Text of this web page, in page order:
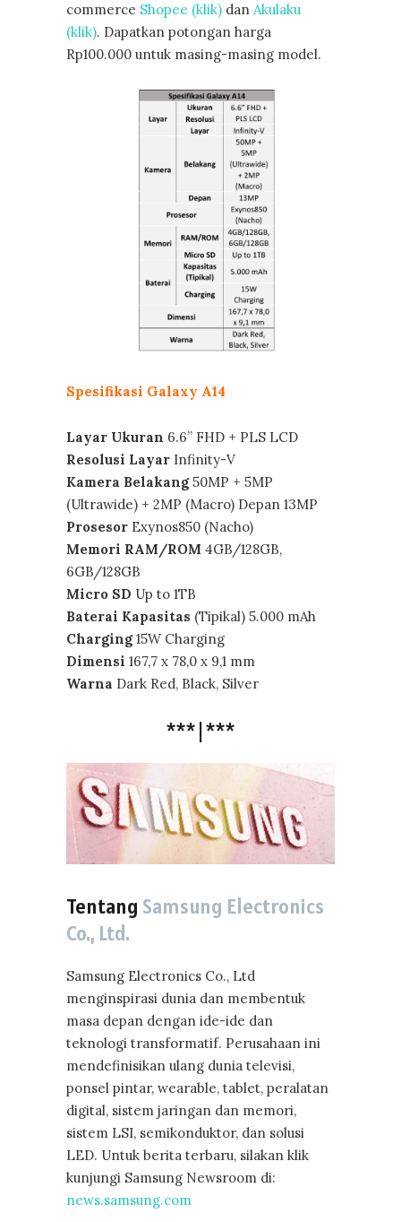
commerce Shopee (klik) dan Akulaku
(klik). Dapatkan potongan harga
Rp100.000 untuk masing-masing model.
Spesifikasi Galaxy A14
Layar Ukuran 6.6” FHD + PLS LCD
Resolusi Layar Infinity-V
Kamera Belakang50MP + 5MP
(Ultrawide) + 2MP (Macro) Depan 13MP
Prosesor Exynos850 (Nacho)
Memori RAM/ROM 4GB/128GB,
6GB/128GB
Micro SD Up to 1TB
Baterai Kapasitas (Tipikal) 5.000 mAh
Charging15W Charging
Dimensi 167,7 x 78,0 x 9,1 mm
Warna Dark Red, Black, Silver
***|***
Tentang Samsung Electronics
Co., Ltd.
Samsung Electronics Co., Ltd
menginspirasi dunia dan membentuk
masa depan dengan ide-ide dan
teknologi transformatif. Perusahaan ini
mendefinisikan ulang dunia televisi,
ponsel pintar, wearable, tablet, peralatan
digital, sistem jaringan dan memori,
sistem LSI, semikonduktor, dan solusi
LED. Untuk berita terbaru, silakan klik
kunjungi Samsung Newsroom di:
news.samsung.com